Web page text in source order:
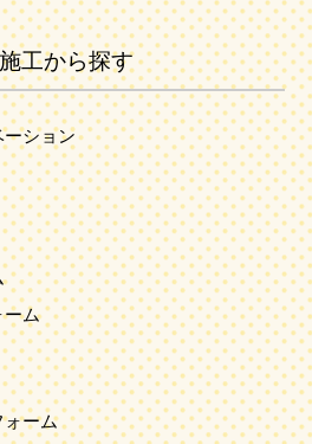
工から探す
ション
ーム
ォーム